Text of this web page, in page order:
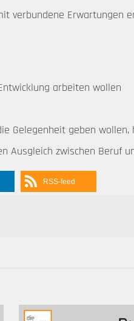
verbundene Erwartungen
arbeiten wollen
Gelegenheit geben
Ausgleich zwischen Beruf
RSS-feed